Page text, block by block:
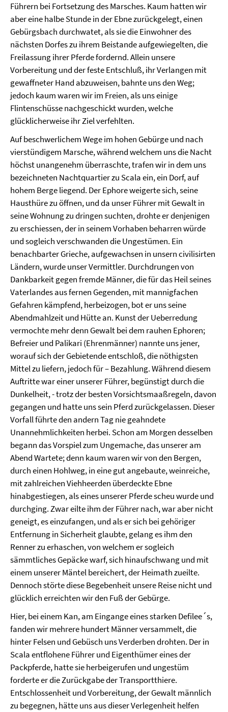
Führern bei Fortsetzung des Marsches. Kaum hatten wir
aber eine halbe Stunde in der Ebne zurückgelegt, einen
Gebürgsbach durchwatet, als sie die Einwohner des
nächsten Dorfes zu ihrem Beistande aufgewiegelten, die
Freilassung ihrer Pferde fordernd. Allein unsere
Vorbereitung und der feste Entschluß, ihr Verlangen mit
gewaffneter Hand abzuweisen, bahnte uns den Weg;
jedoch kaum waren wir im Freien, als uns einige
Flintenschüsse nachgeschickt wurden, welche
glücklicherweise ihr Ziel verfehlten.
Auf beschwerlichem Wege im hohen Gebürge und nach
vierstündigem Marsche, während welchem uns die Nacht
höchst unangenehm überraschte, trafen wir in dem uns
bezeichneten Nachtquartier zu Scala ein, ein Dorf, auf
hohem Berge liegend. Der Ephore weigerte sich, seine
Hausthüre zu öffnen, und da unser Führer mit Gewalt in
seine Wohnung zu dringen suchten, drohte er denjenigen
zu erschiessen, der in seinem Vorhaben beharren würde
und sogleich verschwanden die Ungestümen. Ein
benachbarter Grieche, aufgewachsen in unsern civilisirten
Ländern, wurde unser Vermittler. Durchdrungen von
Dankbarkeit gegen fremde Männer, die für das Heil seines
Vaterlandes aus fernen Gegenden, mit mannigfachen
Gefahren kämpfend, herbeizogen, bot er uns seine
Abendmahlzeit und Hütte an. Kunst der Ueberredung
vermochte mehr denn Gewalt bei dem rauhen Ephoren;
Befreier und Palikari (Ehrenmänner) nannte uns jener,
worauf sich der Gebietende entschloß, die nöthigsten
Mittel zu liefern, jedoch für – Bezahlung. Während diesem
Auftritte war einer unserer Führer, begünstigt durch die
Dunkelheit, - trotz der besten Vorsichtsmaaßregeln, davon
gegangen und hatte uns sein Pferd zurückgelassen. Dieser
Vorfall führte den andern Tag nie geahndete
Unannehmlichkeiten herbei. Schon am Morgen desselben
begann das Vorspiel zum Ungemache, das unserer am
Abend Wartete; denn kaum waren wir von den Bergen,
durch einen Hohlweg, in eine gut angebaute, weinreiche,
mit zahlreichen Viehheerden überdeckte Ebne
hinabgestiegen, als eines unserer Pferde scheu wurde und
durchging. Zwar eilte ihm der Führer nach, war aber nicht
geneigt, es einzufangen, und als er sich bei gehöriger
Entfernung in Sicherheit glaubte, gelang es ihm den
Renner zu erhaschen, von welchem er sogleich
sämmtliches Gepäcke warf, sich hinaufschwang und mit
einem unserer Mäntel bereichert, der Heimath zueilte.
Dennoch störte diese Begebenheit unsere Reise nicht und
glücklich erreichten wir den Fuß der Gebürge.
Hier, bei einem Kan, am Eingange eines starken Defilee´s,
fanden wir mehrere hundert Männer versammelt, die
hinter Felsen und Gebüsch uns Verderben drohten. Der in
Scala entflohene Führer und Eigenthümer eines der
Packpferde, hatte sie herbeigerufen und ungestüm
forderte er die Zurückgabe der Transportthiere.
Entschlossenheit und Vorbereitung, der Gewalt männlich
zu begegnen, hätte uns aus dieser Verlegenheit helfen